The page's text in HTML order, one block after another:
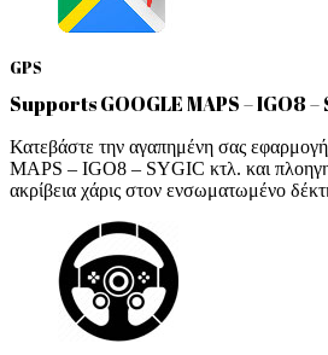
GPS
Supports GOOGLE MAPS – IGO8 –
Κατεβάστε την αγαπημένη σας
MAPS – IGO8 – SYGIC κτλ. και
ακρίβεια χάρις στον ενσωματωμένο